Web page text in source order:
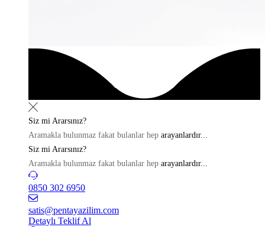
Siz mi Ararsınız?
Aramakla bulunmaz fakat bulanlar hep arayanlardır...
Siz mi Ararsınız?
Aramakla bulunmaz fakat bulanlar hep arayanlardır...
0850 302 6950
satis@pentayazilim.com
Detaylı Teklif Al